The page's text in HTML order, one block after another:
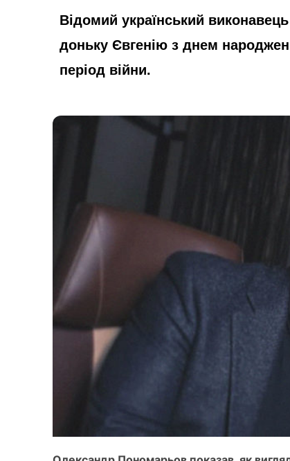
Відомий український
доньку Євгенію з днем
період війни.